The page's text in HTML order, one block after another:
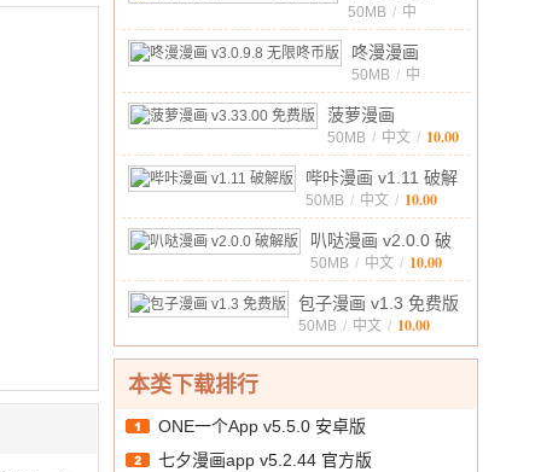
v5.2.44 无广告
50MB / 中
文 / 10.00
咚漫漫画
v3.0.9.8 无限
50MB / 中
文 / 10.00
菠萝漫画
v3.33.00 免费版
50MB / 中文 / 10.00
哔咔漫画 v1.11 破解
版
50MB / 中文 / 10.00
叭哒漫画 v2.0.0 破
解版
50MB / 中文 / 10.00
包子漫画 v1.3 免费版
50MB / 中文 / 10.00
本类下载排行
ONE一个App v5.5.0 安卓版
七夕漫画app v5.2.44 官方版